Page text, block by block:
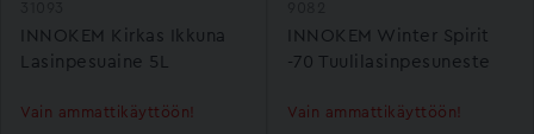
INNOKEM Kirkas Ikkuna
Lasinpesuaine 5L
Vain ammattikäyttöön!
INNOKEM Winter Spirit
-70 Tuulilasinpesuneste
Vain ammattikäyttöön!